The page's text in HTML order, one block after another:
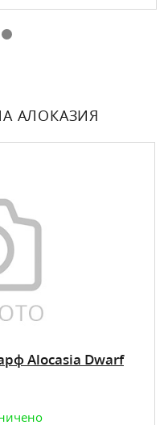
АЛОКАЗИЯ
Alocasia Dwarf